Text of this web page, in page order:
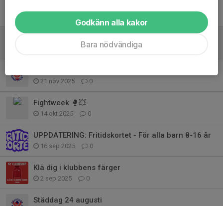
0
21 nov 2025 0
Fightweek 🥊💥
14 okt 2025 0
UPPDATERING: Fritidskortet - För alla barn 8-16 år
16 sep 2025 0
Klä dig i klubbens färger
2 sep 2025 0
Städdag 24 augusti
Godkänn alla kakor
Bara nödvändiga